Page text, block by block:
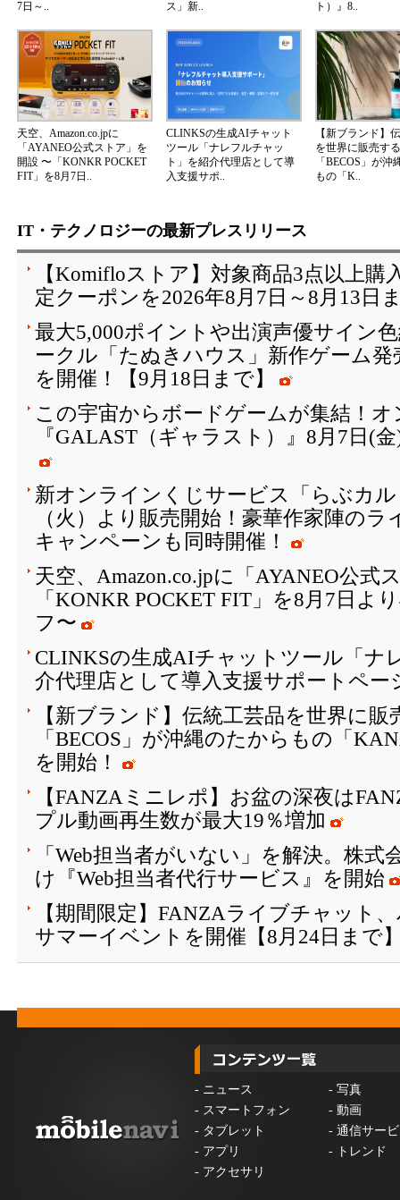
7日～.. ス」新.. ト）』8..
天空、Amazon.co.jpに
「AYANEO公式ストア」を
開設 〜「KONKR POCKET
FIT」を8月7日..
CLINKSの生成AIチャット
ツール「ナレフルチャッ
ト」を紹介代理店として導
入支援サポ..
【新ブランド】
を世界に販売す
「BECOS」が沖
もの「K..
IT・テクノロジーの最新プレスリリース
【Komifloストア】対象商品3点以上購
定クーポンを2026年8月7日～8月13日
最大5,000ポイントや出演声優サイン
ークル「たぬきハウス」新作ゲーム
を開催！【9月18日まで】
この宇宙からボードゲームが集結！
『GALAST（ギャラスト）』8月7日(
新オンラインくじサービス「らぶカ
（火）より販売開始！豪華作家陣の
キャンペーンも同時開催！
天空、Amazon.co.jpに「AYANEO公式
「KONKR POCKET FIT」を8月7日よ
フ〜
CLINKSの生成AIチャットツール「ナ
介代理店として導入支援サポートペー
【新ブランド】伝統工芸品を世界に販
「BECOS」が沖縄のたからもの「
を開始！
【FANZAミニレポ】お盆の深夜は
プル動画再生数が最大19％増加
「Web担当者がいない」を解決。株式
け『Web担当者代行サービス』を開始
【期間限定】FANZAライブチャット
サマーイベントを開催【8月24日まで
- ニュース - 写真
- スマートフォン - 動画
- タブレット - 通信サー
- アプリ -
トレンド
- アクセサリ